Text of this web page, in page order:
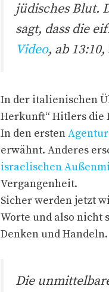
jüdisches Blut.
sagt, dass die
Video, ab
In der italienischen
Herkunft“ Hitlers die
In den ersten
erwähnt. Anderes
israelischen
Vergangenheit.
Sicher werden jetzt
Worte und also nicht
Denken und Handeln.
Die